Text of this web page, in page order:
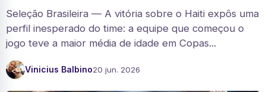
Seleção Brasileira — A vitória sobre o Haiti expôs uma
perfil inesperado do time: a equipe que começou o
jogo teve a maior média de idade em Copas...
Vinicius Balbino20 jun. 2026